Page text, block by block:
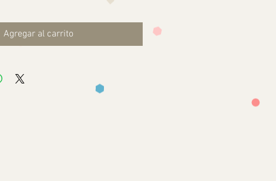
Agregar al carrito